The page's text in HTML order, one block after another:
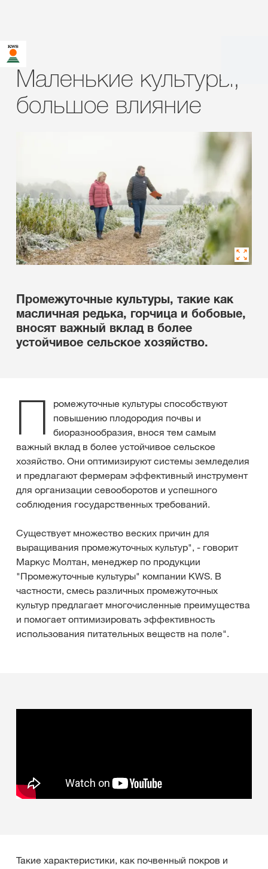
Маленькие культуры,
большое влияние
Промежуточные культуры, такие как
масличная редька, горчица и бобовые,
вносят важный вклад в более
устойчивое сельское хозяйство.
П
ромежуточные культуры способствуют
повышению плодородия почвы и
биоразнообразия, внося тем самым
важный вклад в более устойчивое сельское
хозяйство. Они оптимизируют системы земледелия
и предлагают фермерам эффективный инструмент
для организации севооборотов и успешного
соблюдения государственных требований.
Существует множество веских причин для
выращивания промежуточных культур", - говорит
Маркус Молтан, менеджер по продукции
"Промежуточные культуры" компании KWS. В
частности, смесь различных промежуточных
культур предлагает многочисленные преимущества
и помогает оптимизировать эффективность
использования питательных веществ на поле".
Такие характеристики, как почвенный покров и